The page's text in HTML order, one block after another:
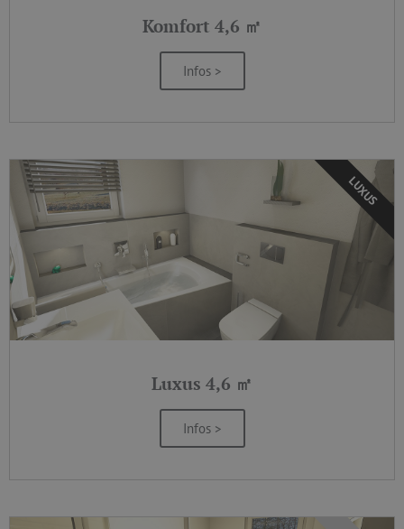
Komfort 4,6 ㎡
Infos >
Luxus 4,6 ㎡
Infos >
LUXUS